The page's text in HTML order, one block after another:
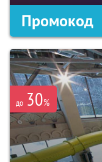
Промокод
до 30%